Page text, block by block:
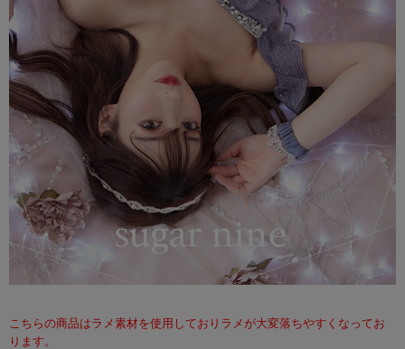
こちらの商品はラメ素材を使用しておりラメが大変落ちやすくなってお
ります。